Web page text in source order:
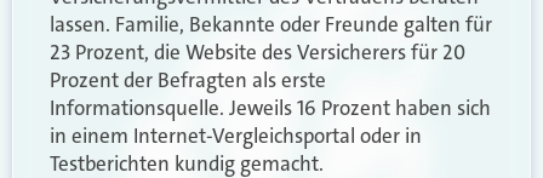
lassen. Familie, Bekannte oder Freunde galten für
23 Prozent, die Website des Versicherers für 20
Prozent der Befragten als erste
Informationsquelle. Jeweils 16 Prozent haben sich
in einem Internet-Vergleichsportal oder in
Testberichten kundig gemacht.